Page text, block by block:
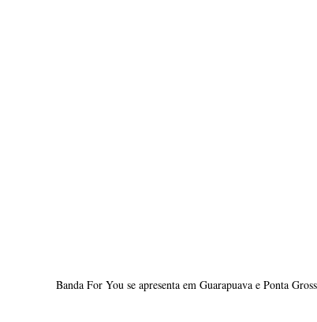
Banda For You se apresenta em Guarapuava e Ponta